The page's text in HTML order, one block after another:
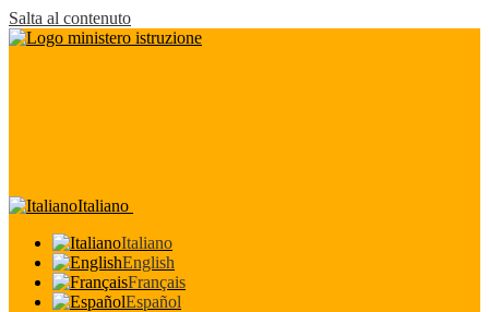
Salta al contenuto
Italiano
Italiano
English
Français
Español